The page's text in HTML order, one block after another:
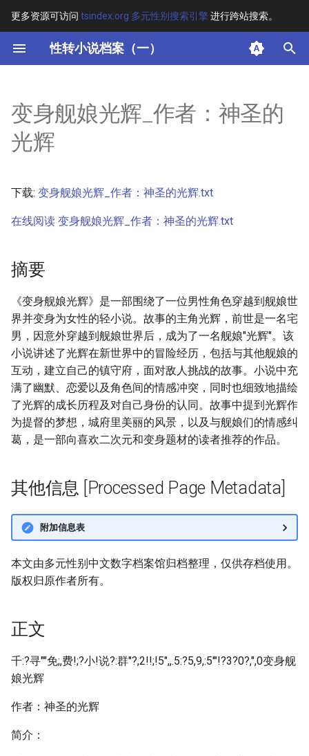
更多资源可访问 tsindex.org 多元性别搜索引擎进行跨站搜索。
性转小说档案（一）
键
开
始
索
其他信息 [Processed Page
Metadata]
变身舰娘光辉_作者：神圣的
光辉
下载: 变身舰娘光辉_作者：神圣的光辉.txt
在线阅读 变身舰娘光辉_作者：神圣的光辉.txt
摘要
《变身舰娘光辉》是一部围绕了一位男性角色穿越到舰娘世
界并变身为女性的轻小说。故事的主角光辉，前世是一名宅
男，因意外穿越到舰娘世界后，成为了一名舰娘"光辉"。该
小说讲述了光辉在新世界中的冒险经历，包括与其他舰娘的
互动，建立自己的镇守府，面对敌人挑战的故事。小说中充
满了幽默、恋爱以及角色间的情感冲突，同时也细致地描绘
了光辉的成长历程及对自己身份的认同。故事中提到光辉作
为提督的梦想，城府里美丽的风景，以及与舰娘们的情感纠
葛，是一部向喜欢二次元和变身题材的读者推荐的作品。
其他信息 [Processed Page Metadata]
附加信息表
本文由多元性别中文数字档案馆归档整理，仅供存档使用。
版权归原作者所有。
正文
千:?寻""免;,费!;?小!说?:群"?,2!!;!5",,.5:?5,9,:5'"!?3?0?,",0变身舰
娘光辉
作者：神圣的光辉
简介：